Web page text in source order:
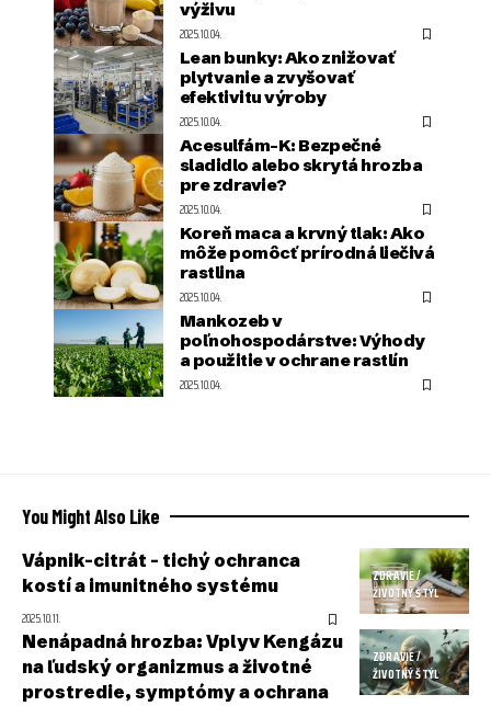
výživu
2025.10.04.
Lean bunky: Ako znižovať
plytvanie a zvyšovať
efektivitu výroby
2025.10.04.
Acesulfám-K: Bezpečné
sladidlo alebo skrytá hrozba
pre zdravie?
2025.10.04.
Koreň maca a krvný tlak: Ako
môže pomôcť prírodná liečivá
rastlina
2025.10.04.
Mankozeb v
poľnohospodárstve: Výhody
a použitie v ochrane rastlín
2025.10.04.
You Might Also Like
ZDRAVIE /
ŽIVOTNÝ ŠTÝL
Vápnik-citrát – tichý ochranca
kostí a imunitného systému
2025.10.11.
ZDRAVIE /
ŽIVOTNÝ ŠTÝL
Nenápadná hrozba: Vplyv Kengázu
na ľudský organizmus a životné
prostredie, symptómy a ochrana